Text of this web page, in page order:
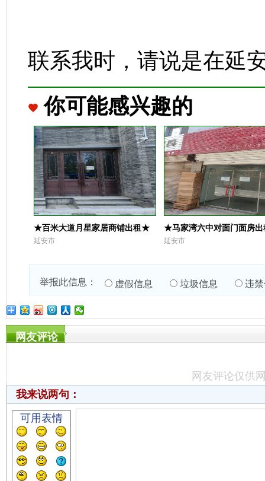
联系我时，请说是在延
你可能感兴趣的
★百米大道月星家居商铺出租★
延安市
★马家湾六中对面门面房
延安市
举报此信息： 虚假信息 垃圾信息 违
网友评论
网友评论仅供
我来说两句：
可用表情